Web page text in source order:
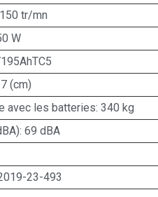
tr/mn
W
(cm)
avec les batteries: 340 kg
69 dBA
23-493